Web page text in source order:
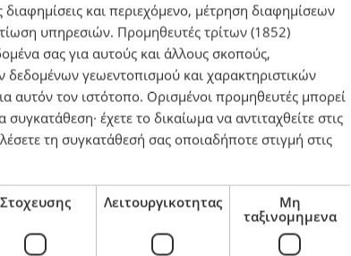
ζωή ομήρων – Οι όροι που θέτει ο Νετανιάχου
και περιεχόμενο, μέτρηση διαφημίσεων
υπηρεσιών. Προμηθευτές τρίτων (1852)
σας για αυτούς και άλλους σκοπούς,
γεωεντοπισμού και χαρακτηριστικών
αυτόν τον ιστότοπο. Ορισμένοι προμηθευτές μπορεί
έχετε το δικαίωμα να αντιταχθείτε στις
τη συγκατάθεσή σας οποιαδήποτε στιγμή στις
Στοχευσης Λειτουργικοτητας
Μη
ταξινομημενα